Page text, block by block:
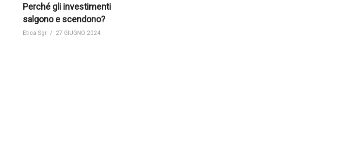
Perché gli investimenti
salgono e scendono?
Etica Sgr 27 GIUGNO 2024